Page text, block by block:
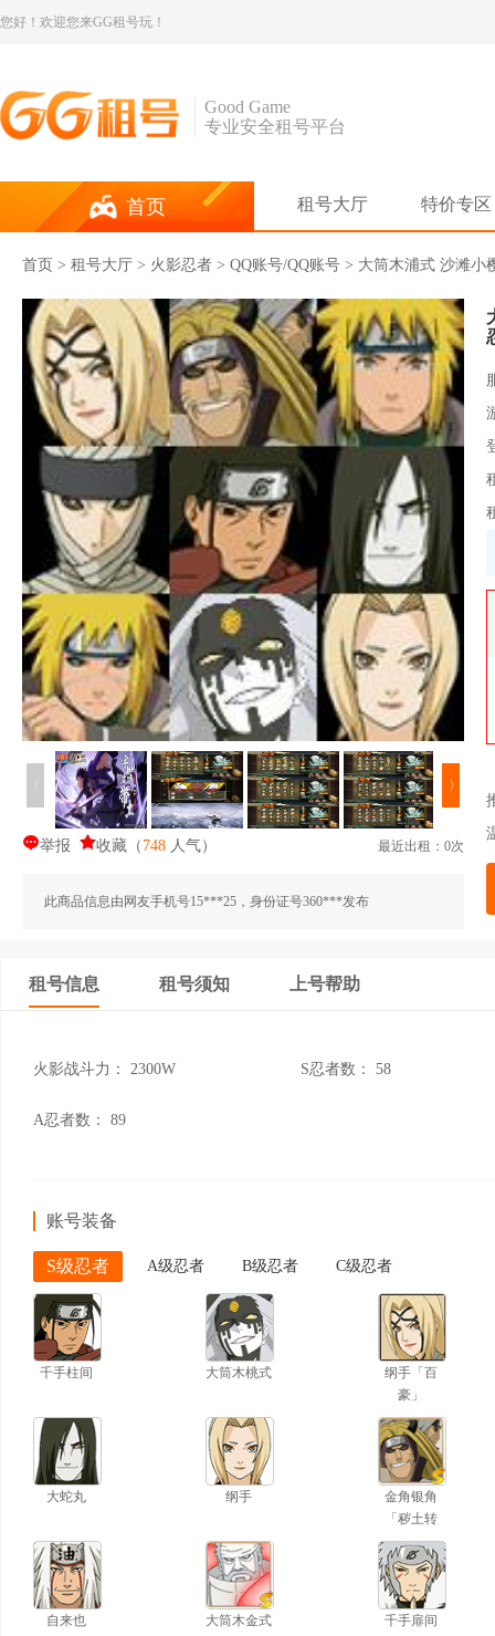
您好！欢迎您来GG租号玩！
Good Game
专业安全租号平台
首页 租号大厅 特价专区
首页 > 租号大厅 > 火影忍者 > QQ账号/QQ账号 > 大筒木浦式 沙滩
〈 〉
举报 收藏 （ 748 人气） 最近出租：0次
此商品信息由网友手机号15***25，身份证号360***发布
租号信息 租号须知 上号帮助
火影战斗力： 2300W S忍者数： 58
A忍者数： 89
账号装备
S级忍者 A级忍者 B级忍者 C级忍者
千手柱间 大筒木桃式
纲手「百
豪」
大蛇丸 纲手
金角银角
「秽土转
生」
自来也 大筒木金式 千手扉间